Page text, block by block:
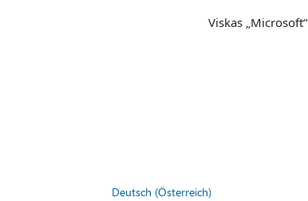
Viskas „Microsoft“
Deutsch (Österreich)